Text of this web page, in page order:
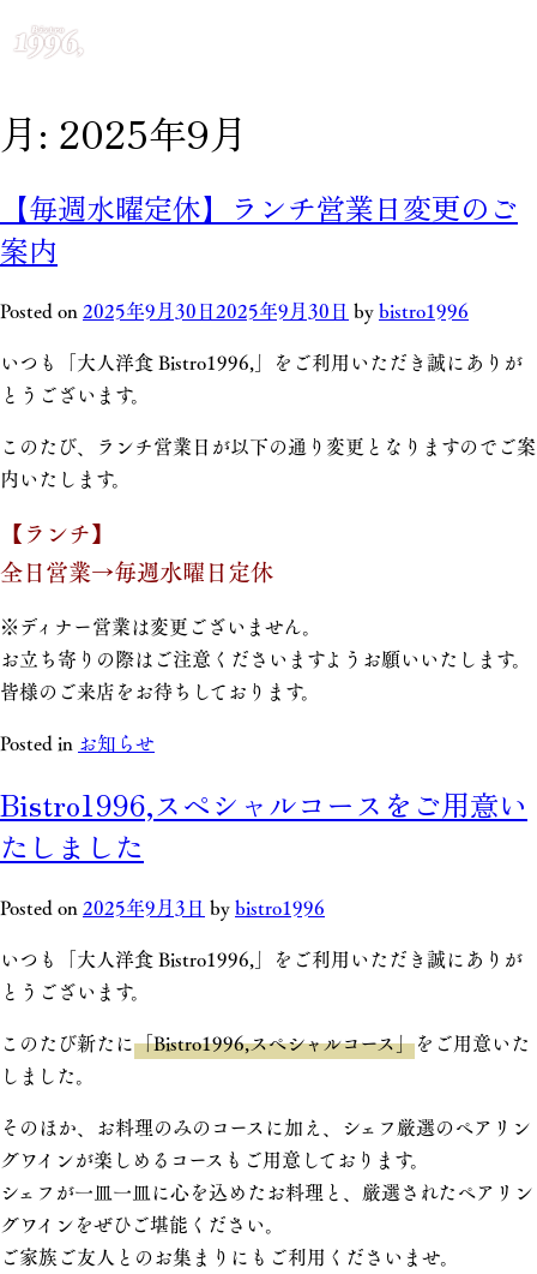
月: 2025年9月
【毎週水曜定休】ランチ営業日変更のご
案内
Posted on2025年9月30日2025年9月30日 bybistro1996
いつも「大人洋食 Bistro1996,」をご利用いただき誠にありが
とうございます。
このたび、ランチ営業日が以下の通り変更となりますのでご案
内いたします。
【ランチ】
全日営業→毎週水曜日定休
※ディナー営業は変更ございません。
お立ち寄りの際はご注意くださいますようお願いいたします。
皆様のご来店をお待ちしております。
Posted in お知らせ
Bistro1996,スペシャルコースをご用意い
たしました
Posted on2025年9月3日 bybistro1996
いつも「大人洋食 Bistro1996,」をご利用いただき誠にありが
とうございます。
このたび新たに「Bistro1996,スペシャルコース」をご用意いた
しました。
そのほか、お料理のみのコースに加え、シェフ厳選のペアリン
グワインが楽しめるコースもご用意しております。
シェフが一皿一皿に心を込めたお料理と、厳選されたペアリン
グワインをぜひご堪能ください。
ご家族ご友人とのお集まりにもご利用くださいませ。